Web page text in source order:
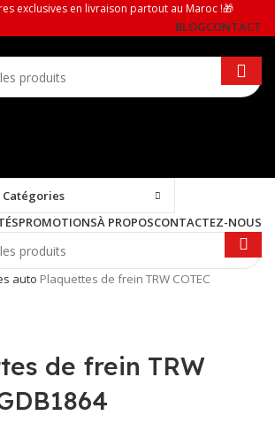
exclusives en livraison partout au Maroc !🎁
BLOGCONTACT
Catégories
PROMOTIONSÀ PROPOSCONTACTEZ-NOUS
auto Plaquettes de frein TRW COTEC
agrandir
de frein TRW